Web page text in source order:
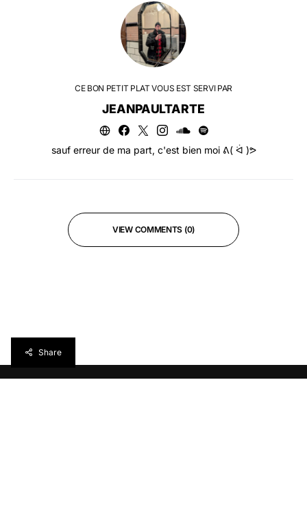
CE BON PETIT PLAT VOUS EST SERVI PAR
JEANPAULTARTE
sauf erreur de ma part, c'est bien moi ᕕ( ᐛ )ᕗ
VIEW COMMENTS (0)
Share